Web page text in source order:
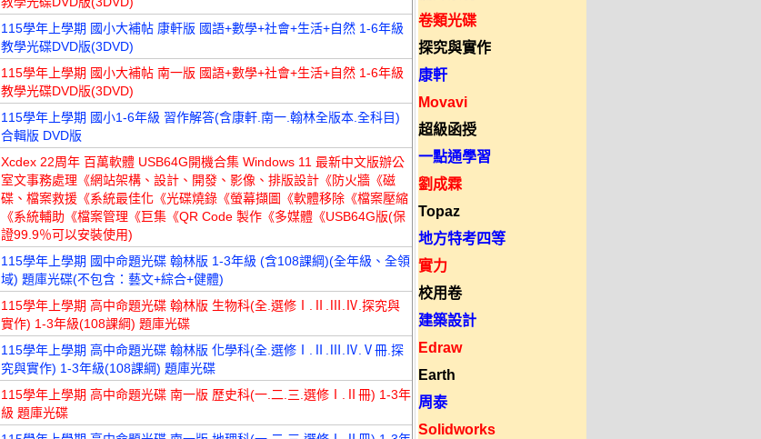
115學年上學期 國小大補帖 康軒版 國語+數學+社會+生活+自然 1-6年級
教學光碟DVD版(3DVD)
115學年上學期 國小大補帖 南一版 國語+數學+社會+生活+自然 1-6年級
教學光碟DVD版(3DVD)
115學年上學期 國小1-6年級 習作解答(含康軒.南一.翰林全版本.全科目)
合輯版 DVD版
Xcdex 22周年 百萬軟體 USB64G開機合集 Windows 11 最新中文版辦公
室文事務處理《網站架構、設計、開發、影像、排版設計《防火牆《磁
碟、檔案救援《系統最佳化《光碟燒錄《螢幕擷圖《軟體移除《檔案壓縮
《系統輔助《檔案管理《巨集《QR Code 製作《多媒體《USB64G版(保
證99.9％可以安裝使用)
115學年上學期 國中命題光碟 翰林版 1-3年級 (含108課綱)(全年級、全領
域) 題庫光碟(不包含：藝文+綜合+健體)
115學年上學期 高中命題光碟 翰林版 生物科(全.選修Ⅰ.Ⅱ.Ⅲ.Ⅳ.探究與
實作) 1-3年級(108課綱) 題庫光碟
115學年上學期 高中命題光碟 翰林版 化學科(全.選修Ⅰ.Ⅱ.Ⅲ.Ⅳ.Ⅴ冊.探
究與實作) 1-3年級(108課綱) 題庫光碟
115學年上學期 高中命題光碟 南一版 歷史科(一.二.三.選修Ⅰ.Ⅱ冊) 1-3年
級 題庫光碟
卷類光碟
探究與實作
康軒
Movavi
超級函授
一點通學習
劉成霖
Topaz
地方特考四等
實力
校用卷
建築設計
Edraw
Earth
周泰
Solidworks